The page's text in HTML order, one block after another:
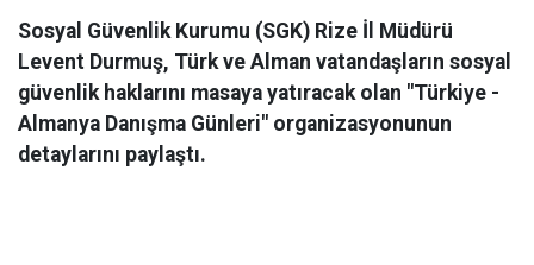
Sosyal Güvenlik Kurumu (SGK) Rize İl Müdürü
Levent Durmuş, Türk ve Alman vatandaşların sosyal
güvenlik haklarını masaya yatıracak olan "Türkiye -
Almanya Danışma Günleri" organizasyonunun
detaylarını paylaştı.